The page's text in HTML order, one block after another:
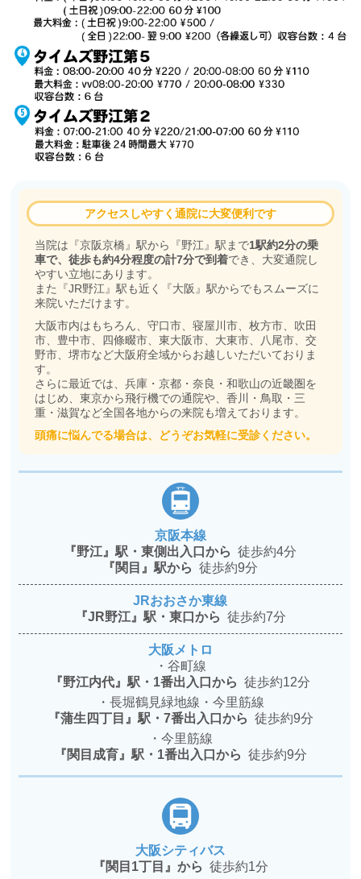
アクセスしやすく通院に大変便利です
当院は『京阪京橋』駅から『野江』駅まで1駅約2分の乗
車で、徒歩も約4分程度の計7分で到着でき、大変通院し
やすい立地にあります。
また『JR野江』駅も近く『大阪』駅からでもスムーズに
来院いただけます。
大阪市内はもちろん、守口市、寝屋川市、枚方市、吹田
市、豊中市、四條畷市、東大阪市、大東市、八尾市、交
野市、堺市など大阪府全域からお越しいただいておりま
す。
さらに最近では、兵庫・京都・奈良・和歌山の近畿圏を
はじめ、東京から飛行機での通院や、香川・鳥取・三
重・滋賀など全国各地からの来院も増えております。
頭痛に悩んでる場合は、どうぞお気軽に受診ください。
京阪本線
『野江』駅・東側出入口から徒歩約4分
『関目』駅から徒歩約9分
JRおおさか東線
『JR野江』駅・東口から 徒歩約7分
大阪メトロ
・谷町線
『野江内代』駅・1番出入口から徒歩約12分
・長堀鶴見緑地線・今里筋線
『蒲生四丁目』駅・7番出入口から 徒歩約9分
・今里筋線
『関目成育』駅・1番出入口から 徒歩約9分
大阪シティバス
『関目1丁目』から 徒歩約1分